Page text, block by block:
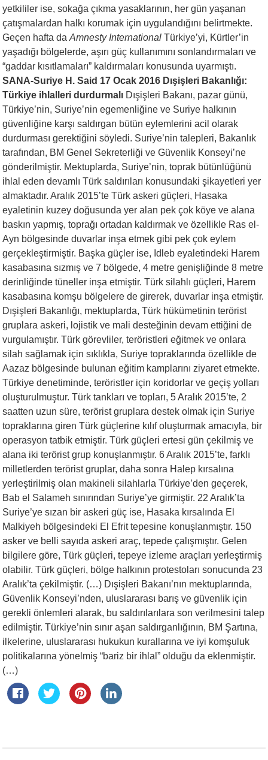
yetkililer ise, sokağa çıkma yasaklarının, her gün yaşanan
çatışmalardan halkı korumak için uygulandığını belirtmekte.
Geçen hafta daAmnesty International Türkiye’yi, Kürtler’in
yaşadığı bölgelerde, aşırı güç kullanımını sonlandırmaları ve
“gaddar kısıtlamaları” kaldırmaları konusunda uyarmıştı.
SANA-Suriye H. Said 17 Ocak 2016 Dışişleri Bakanlığı:
Türkiye ihlalleri durdurmalı Dışişleri Bakanı, pazar günü,
Türkiye’nin, Suriye’nin egemenliğine ve Suriye halkının
güvenliğine karşı saldırgan bütün eylemlerini acil olarak
durdurması gerektiğini söyledi. Suriye’nin talepleri, Bakanlık
tarafından, BM Genel Sekreterliği ve Güvenlik Konseyi’ne
gönderilmiştir. Mektuplarda, Suriye’nin, toprak bütünlüğünü
ihlal eden devamlı Türk saldırıları konusundaki şikayetleri yer
almaktadır. Aralık 2015’te Türk askeri güçleri, Hasaka
eyaletinin kuzey doğusunda yer alan pek çok köye ve alana
baskın yapmış, toprağı ortadan kaldırmak ve özellikle Ras el-
Ayn bölgesinde duvarlar inşa etmek gibi pek çok eylem
gerçekleştirmiştir. Başka güçler ise, Idleb eyaletindeki Harem
kasabasına sızmış ve 7 bölgede, 4 metre genişliğinde 8 metre
derinliğinde tüneller inşa etmiştir. Türk silahlı güçleri, Harem
kasabasına komşu bölgelere de girerek, duvarlar inşa etmiştir.
Dışişleri Bakanlığı, mektuplarda, Türk hükümetinin terörist
gruplara askeri, lojistik ve mali desteğinin devam ettiğini de
vurgulamıştır. Türk görevliler, teröristleri eğitmek ve onlara
silah sağlamak için sıklıkla, Suriye topraklarında özellikle de
Aazaz bölgesinde bulunan eğitim kamplarını ziyaret etmekte.
Türkiye denetiminde, teröristler için koridorlar ve geçiş yolları
oluşturulmuştur. Türk tankları ve topları, 5 Aralık 2015’te, 2
saatten uzun süre, terörist gruplara destek olmak için Suriye
topraklarına giren Türk güçlerine kılıf oluşturmak amacıyla, bir
operasyon tatbik etmiştir. Türk güçleri ertesi gün çekilmiş ve
alana iki terörist grup konuşlanmıştır. 6 Aralık 2015’te, farklı
milletlerden terörist gruplar, daha sonra Halep kırsalına
yerleştirilmiş olan makineli silahlarla Türkiye’den geçerek,
Bab el Salameh sınırından Suriye’ye girmiştir. 22 Aralık’ta
Suriye’ye sızan bir askeri güç ise, Hasaka kırsalında El
Malkiyeh bölgesindeki El Efrit tepesine konuşlanmıştır. 150
asker ve belli sayıda askeri araç, tepede çalışmıştır. Gelen
bilgilere göre, Türk güçleri, tepeye izleme araçları yerleştirmiş
olabilir. Türk güçleri, bölge halkının protestoları sonucunda 23
Aralık’ta çekilmiştir. (…) Dışişleri Bakanı’nın mektuplarında,
Güvenlik Konseyi’nden, uluslararası barış ve güvenlik için
gerekli önlemleri alarak, bu saldırılarılara son verilmesini talep
edilmiştir. Türkiye’nin sınır aşan saldırganlığının, BM Şartına,
ilkelerine, uluslararası hukukun kurallarına ve iyi komşuluk
politikalarına yönelmiş “bariz bir ihlal” olduğu da eklenmiştir.
(…)